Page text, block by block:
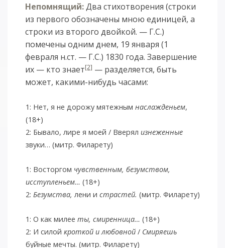
Непомнящий:Два стихотворения (строки
из первого обозначены мною единицей, а
строки из второго двойкой. — Г.С.)
помечены одним днем, 19 января (1
февраля н.ст. — Г.С.) 1830 года. Завершение
их — кто знает[2]— разделяется, быть
может, какими-нибудь часами:
1: Нет, я не дорожу мятежным наслажденьем,
(18+)
2: Бывало, лире я моей / Вверял изнеженные
звуки… (митр. Филарету)
1: Восторгом чувственным, безумством,
исступленьем… (18+)
2: Безумства, лени и страстей. (митр. Филарету)
1: О как милее ты, смиренница… (18+)
2: И силой кроткой и любовной/ Смиряешь
буйные мечты. (митр. Филарету)